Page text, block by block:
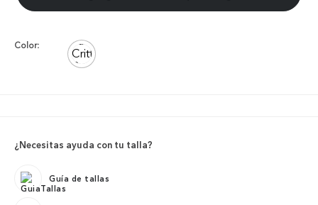
Color:
¿Necesitas ayuda con tu talla?
Guía de tallas